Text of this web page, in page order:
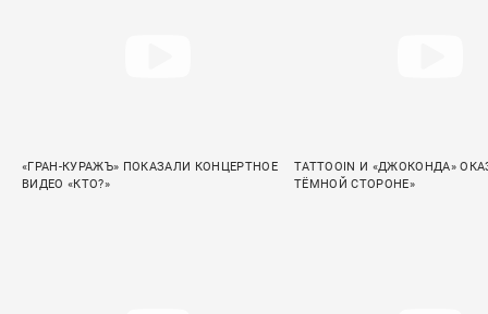
«ГРАН-КУРАЖЪ» ПОКАЗАЛИ КОНЦЕРТНОЕ
ВИДЕО «КТО?»
TATTOOIN И «ДЖОКОНДА»
ТЁМНОЙ СТОРОНЕ»